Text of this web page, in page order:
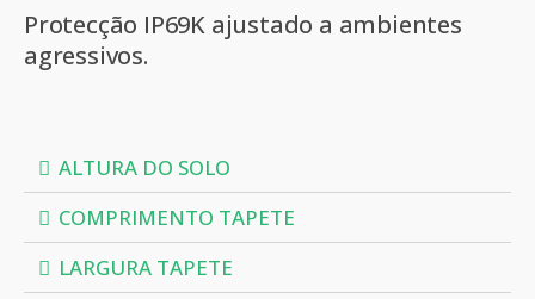
Protecção IP69K ajustado a ambientes
agressivos.
ALTURA DO SOLO
COMPRIMENTO TAPETE
LARGURA TAPETE